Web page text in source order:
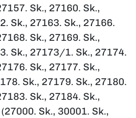
Sk., 27160. Sk.,
Sk., 27163. Sk., 27166.
Sk., 27169. Sk.,
Sk., 27173/1. Sk., 27174.
Sk., 27177. Sk.,
Sk., 27179. Sk., 27180.
Sk., 27184. Sk.,
Sk., 30001. Sk.,